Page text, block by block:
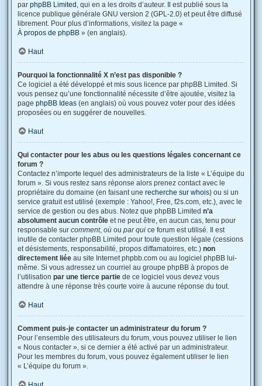
par phpBB Limited , qui en a les droits d’auteur. Il est publié sous la
licence publique générale GNU version 2 (GPL-2.0) et peut être diffusé
librement. Pour plus d’informations, visitez la page «
À propos de phpBB » (en anglais).
Haut
Pourquoi la fonctionnalité X n’est pas disponible ?
Ce logiciel a été développé et mis sous licence par phpBB Limited. Si
vous pensez qu’une fonctionnalité nécessite d’être ajoutée, visitez la
page phpBB Ideas (en anglais) où vous pouvez voter pour des idées
proposées ou en suggérer de nouvelles.
Haut
Qui contacter pour les abus ou les questions légales concernant ce
forum ?
Contactez n’importe lequel des administrateurs de la liste « L’équipe du
forum ». Si vous restez sans réponse alors prenez contact avec le
propriétaire du domaine (en faisant une recherche sur whois) ou si un
service gratuit est utilisé (exemple : Yahoo!, Free, f2s.com, etc.), avec le
service de gestion ou des abus. Notez que phpBB Limited n’a
absolument aucun contrôle et ne peut être, en aucun cas, tenu pour
responsable sur comment, où ou par qui ce forum est utilisé. Il est
inutile de contacter phpBB Limited pour toute question légale (cessions
et désistements, responsabilité, propos diffamatoires, etc.) non
directement liée au site Internet phpbb.com ou au logiciel phpBB lui-
même. Si vous adressez un courriel au groupe phpBB à propos de
l’utilisation par une tierce partie de ce logiciel vous devez vous
attendre à une réponse très courte voire à aucune réponse du tout.
Haut
Comment puis-je contacter un administrateur du forum ?
Pour l’ensemble des utilisateurs du forum, vous pouvez utiliser le lien
« Nous contacter », si ce dernier a été activé par un administrateur.
Pour les membres du forum, vous pouvez également utiliser le lien
« L’équipe du forum ».